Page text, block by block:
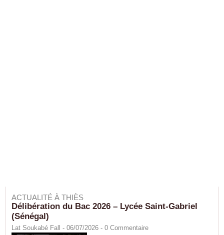
ACTUALITÉ À THIÈS
Délibération du Bac 2026 – Lycée Saint-Gabriel
(Sénégal)
Lat Soukabé Fall - 06/07/2026 - 0 Commentaire